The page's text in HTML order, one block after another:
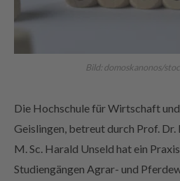
Bild: domoskanonos/
Die Hochschule für Wirtschaft
Geislingen, betreut durch Prof.
M. Sc. Harald Unseld hat ein
Studiengängen Agrar- und